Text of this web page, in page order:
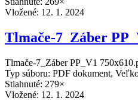
Vložené: 12. 1. 2024
Tlmače-7_Záber
Tlmače-7_Záber PP_V1
Typ súboru: PDF dokument,
Stiahnuté: 279×
Vložené: 12. 1. 2024